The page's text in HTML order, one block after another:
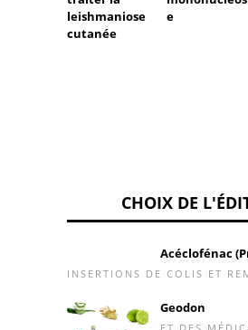
leishmaniose
cutanée
e
CHOIX DE
Acéclofénac
INSERTIONS DE COLIS ET
Geodon